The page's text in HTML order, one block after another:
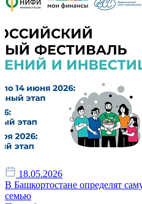
18.05.2026
В Башкортостане определят
семью